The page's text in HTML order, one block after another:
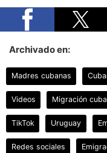
Archivado en:
Madres cubanas
Videos Migración
TikTok Uruguay
Redes sociales